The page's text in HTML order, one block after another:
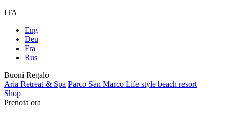
ITA
Eng
Deu
Fra
Rus
Buoni Regalo
Aria Retreat & Spa Parco San Marco Life style beach resort
Shop
Prenota ora